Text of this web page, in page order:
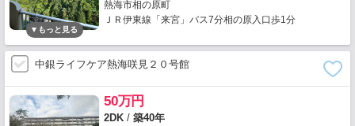
熱海市相の原町
ＪＲ伊東線「来宮」バス7分相の原入口歩1分
中銀ライフケア熱海咲見２０号館
50万円
2DK / 築40年